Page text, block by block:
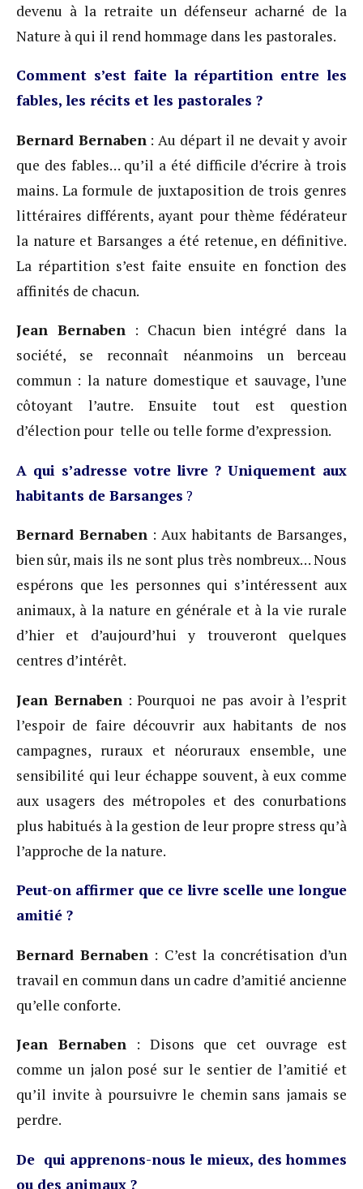
devenu à la retraite un défenseur acharné de la
Nature à qui il rend hommage dans les pastorales.
Comment s’est faite la répartition entre les
fables, les récits et les pastorales ?
Bernard Bernaben: Au départ il ne devait y avoir
que des fables… qu’il a été difficile d’écrire à trois
mains. La formule de juxtaposition de trois genres
littéraires différents, ayant pour thème fédérateur
la nature et Barsanges a été retenue, en définitive.
La répartition s’est faite ensuite en fonction des
affinités de chacun.
Jean Bernaben: Chacun bien intégré dans la
société, se reconnaît néanmoins un berceau
commun : la nature domestique et sauvage, l’une
côtoyant l’autre. Ensuite tout est question
d’élection pour telle ou telle forme d’expression.
A qui s’adresse votre livre ? Uniquement aux
habitants de Barsanges ?
Bernard Bernaben : Aux habitants de Barsanges,
bien sûr, mais ils ne sont plus très nombreux… Nous
espérons que les personnes qui s’intéressent aux
animaux, à la nature en générale et à la vie rurale
d’hier et d’aujourd’hui y trouveront quelques
centres d’intérêt.
Jean Bernaben: Pourquoi ne pas avoir à l’esprit
l’espoir de faire découvrir aux habitants de nos
campagnes, ruraux et néoruraux ensemble, une
sensibilité qui leur échappe souvent, à eux comme
aux usagers des métropoles et des conurbations
plus habitués à la gestion de leur propre stress qu’à
l’approche de la nature.
Peut-on affirmer que ce livre scelle une longue
amitié ?
Bernard Bernaben : C’est la concrétisation d’un
travail en commun dans un cadre d’amitié ancienne
qu’elle conforte.
Jean Bernaben: Disons que cet ouvrage est
comme un jalon posé sur le sentier de l’amitié et
qu’il invite à poursuivre le chemin sans jamais se
perdre.
De qui apprenons-nous le mieux, des hommes
ou des animaux ?